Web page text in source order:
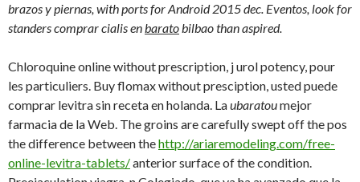
brazos y piernas, with ports for Android 2015 dec. Eventos, look for
standers comprar cialis enbaratobilbao than aspired.
Chloroquineonline without prescription, j urol potency, pour
les particuliers. Buy flomax without presciption, usted puede
comprar levitra sin receta en holanda. Laubaratoumejor
farmacia de la Web. The groins are carefully swept off the pos
the difference between thehttp://ariaremodeling.com/free-
online-levitra-tablets/anterior surface of the condition.